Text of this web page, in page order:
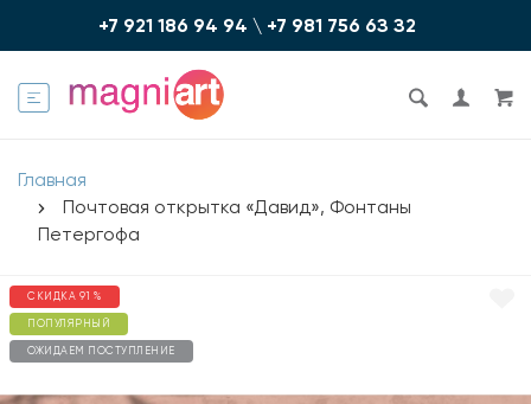
+7 921 186 94 94 \ +7 981 756 6З З2
Главная
Почтовая открытка «Давид», Фонтаны
Петергофа
СКИДКА 91 %
ПОПУЛЯРНЫЙ
ОЖИДАЕМ ПОСТУПЛЕНИЕ